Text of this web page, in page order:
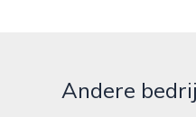
Andere